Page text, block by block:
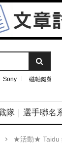
Sony 磁軸鍵盤
隊｜選手聯名
★活動★ Taidu 鈦度 電競者 標準